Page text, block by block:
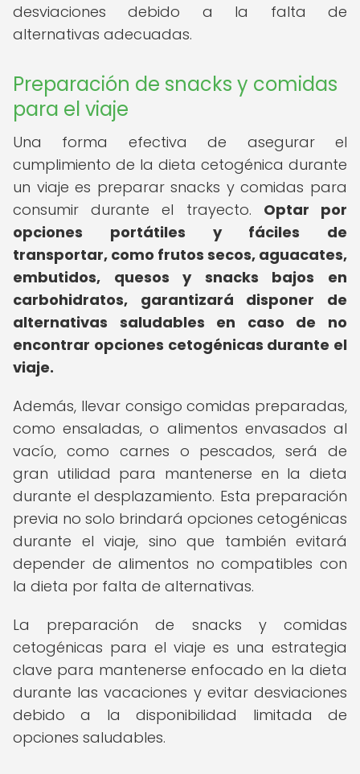
desviaciones debido a la falta de
alternativas adecuadas.
Preparación de snacks y comidas
para el viaje
Una forma efectiva de asegurar el
cumplimiento de la dieta cetogénica durante
un viaje es preparar snacks y comidas para
consumir durante el trayecto. Optar por
opciones portátiles y fáciles de
transportar, como frutos secos, aguacates,
embutidos, quesos y snacks bajos en
carbohidratos, garantizará disponer de
alternativas saludables en caso de no
encontrar opciones cetogénicas durante el
viaje.
Además, llevar consigo comidas preparadas,
como ensaladas, o alimentos envasados al
vacío, como carnes o pescados, será de
gran utilidad para mantenerse en la dieta
durante el desplazamiento. Esta preparación
previa no solo brindará opciones cetogénicas
durante el viaje, sino que también evitará
depender de alimentos no compatibles con
la dieta por falta de alternativas.
La preparación de snacks y comidas
cetogénicas para el viaje es una estrategia
clave para mantenerse enfocado en la dieta
durante las vacaciones y evitar desviaciones
debido a la disponibilidad limitada de
opciones saludables.